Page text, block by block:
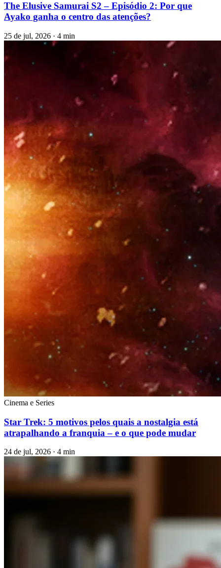
The Elusive Samurai S2 – Episódio 2: Por que
Ayako ganha o centro das atenções?
25 de jul, 2026 · 4 min
Cinema e Series
Star Trek: 5 motivos pelos quais a nostalgia está
atrapalhando a franquia – e o que pode mudar
24 de jul, 2026 · 4 min